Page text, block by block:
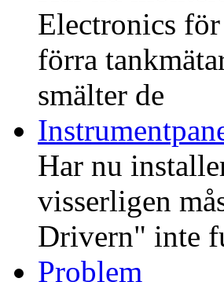
Electronics
förra
smälter de
Har nu
visserligen
Drivern" inte
Problem